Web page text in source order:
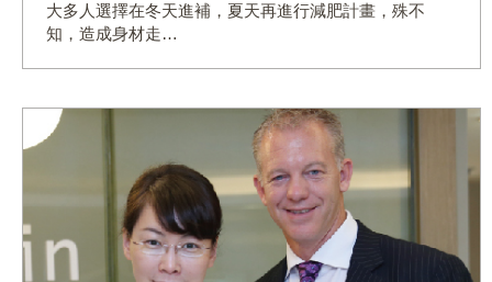
大多人選擇在冬天進補，夏天再進行減肥計畫，殊不
知，造成身材走…